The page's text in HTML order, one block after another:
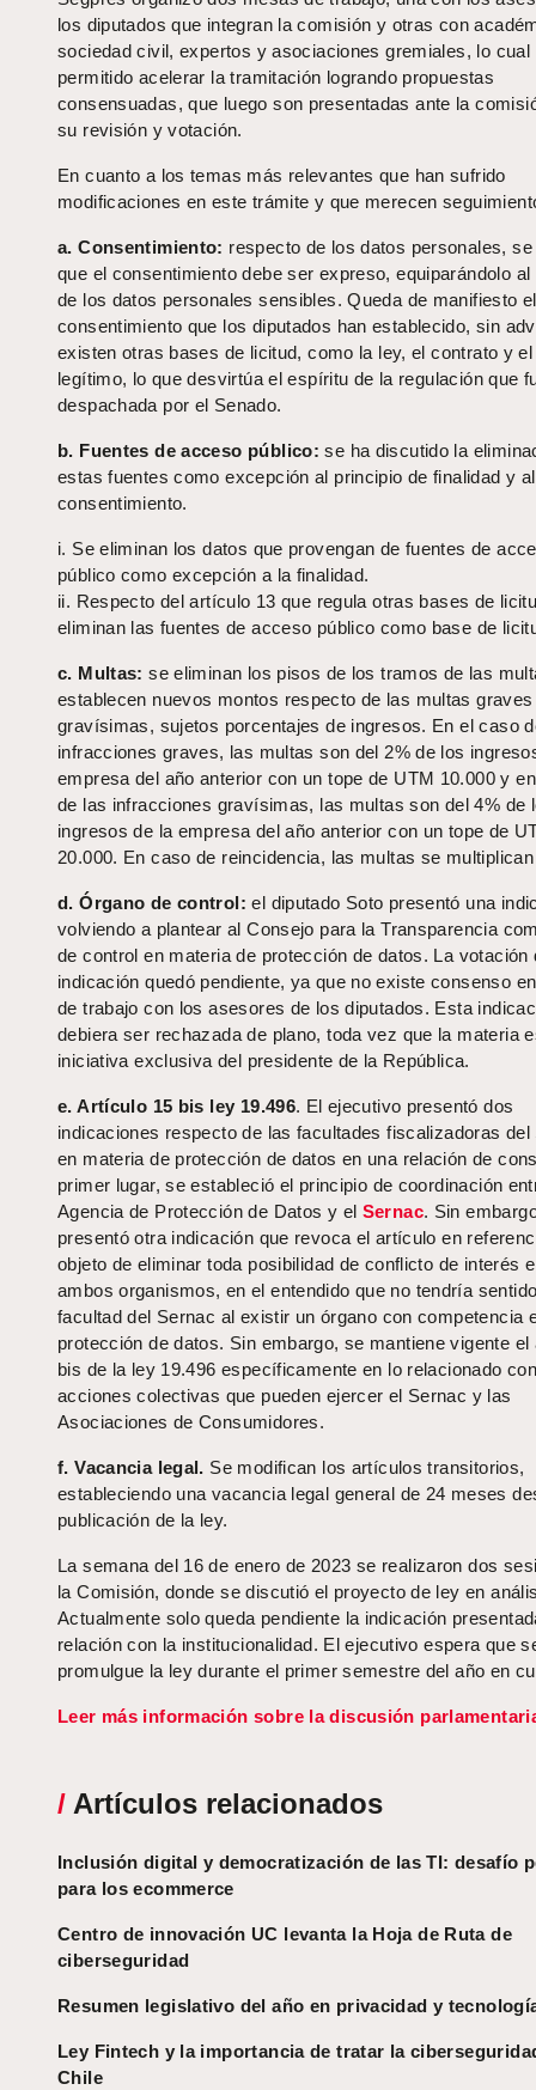
los diputados que integran la comisión y otras con
sociedad civil, expertos y asociaciones gremiales, lo cual
permitido acelerar la tramitación logrando propuestas
consensuadas, que luego son presentadas ante la
su revisión y votación.
En cuanto a los temas más relevantes que han sufrido
modificaciones en este trámite y que merecen
a. Consentimiento: respecto de los datos personales, se
que el consentimiento debe ser expreso, equiparándolo al
de los datos personales sensibles. Queda de manifiesto
consentimiento que los diputados han establecido, sin
existen otras bases de licitud, como la ley, el contrato y
legítimo, lo que desvirtúa el espíritu de la regulación que
despachada por el Senado.
b. Fuentes de acceso público: se ha discutido la
estas fuentes como excepción al principio de finalidad y al
consentimiento.
i. Se eliminan los datos que provengan de fuentes de
público como excepción a la finalidad.
ii. Respecto del artículo 13 que regula otras bases de
eliminan las fuentes de acceso público como base de
c. Multas: se eliminan los pisos de los tramos de las
establecen nuevos montos respecto de las multas
gravísimas, sujetos porcentajes de ingresos. En el caso
infracciones graves, las multas son del 2% de los
empresa del año anterior con un tope de UTM 10.000 y
de las infracciones gravísimas, las multas son del 4% de
ingresos de la empresa del año anterior con un tope de
20.000. En caso de reincidencia, las multas se
d. Órgano de control:el diputado Soto presentó una
volviendo a plantear al Consejo para la Transparencia
de control en materia de protección de datos. La votación
indicación quedó pendiente, ya que no existe consenso
de trabajo con los asesores de los diputados. Esta
debiera ser rechazada de plano, toda vez que la materia
iniciativa exclusiva del presidente de la República.
e. Artículo 15 bis ley 19.496. El ejecutivo presentó dos
indicaciones respecto de las facultades fiscalizadoras del
en materia de protección de datos en una relación de
primer lugar, se estableció el principio de coordinación
Agencia de Protección de Datos y el Sernac. Sin
presentó otra indicación que revoca el artículo en
objeto de eliminar toda posibilidad de conflicto de interés
ambos organismos, en el entendido que no tendría
facultad del Sernac al existir un órgano con competencia
protección de datos. Sin embargo, se mantiene vigente el
bis de la ley 19.496 específicamente en lo relacionado
acciones colectivas que pueden ejercer el Sernac y las
Asociaciones de Consumidores.
f. Vacancia legal. Se modifican los artículos transitorios,
estableciendo una vacancia legal general de 24 meses
publicación de la ley.
La semana del 16 de enero de 2023 se realizaron dos
la Comisión, donde se discutió el proyecto de ley en
Actualmente solo queda pendiente la indicación
relación con la institucionalidad. El ejecutivo espera que
promulgue la ley durante el primer semestre del año en
Leer más información sobre la discusión
/ Artículos relacionados
Inclusión digital y democratización de las TI: desafío
para los ecommerce
Centro de innovación UC levanta la Hoja de Ruta de
ciberseguridad
Resumen legislativo del año en privacidad y
Ley Fintech y la importancia de tratar la
Chile